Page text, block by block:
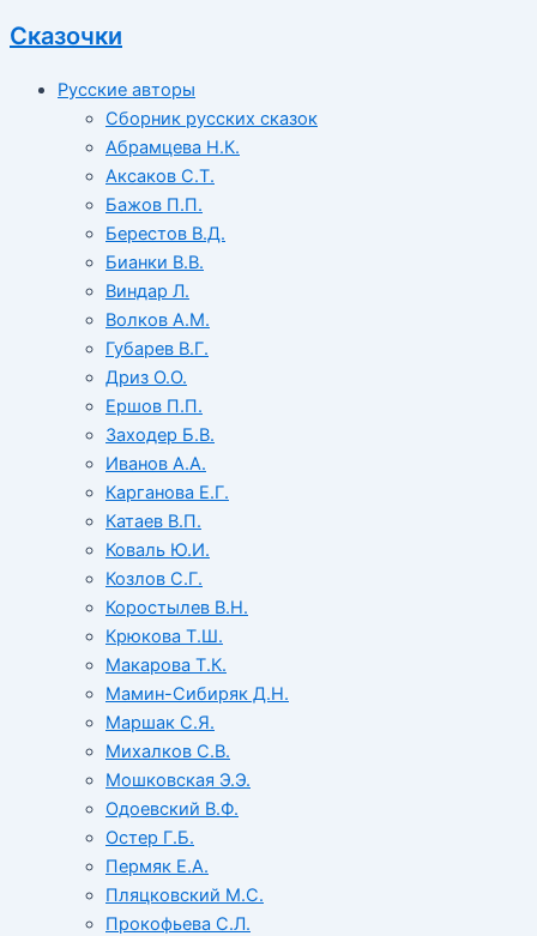
Сказочки
Русские авторы
Сборник русских сказок
Абрамцева Н.К.
Аксаков С.Т.
Бажов П.П.
Берестов В.Д.
Бианки В.В.
Виндар Л.
Волков А.М.
Губарев В.Г.
Дриз О.О.
Ершов П.П.
Заходер Б.В.
Иванов А.А.
Карганова Е.Г.
Катаев В.П.
Коваль Ю.И.
Козлов С.Г.
Коростылев В.Н.
Крюкова Т.Ш.
Макарова Т.К.
Мамин-Сибиряк Д.Н.
Маршак С.Я.
Михалков С.В.
Мошковская Э.Э.
Одоевский В.Ф.
Остер Г.Б.
Пермяк Е.А.
Пляцковский М.С.
Прокофьева С.Л.